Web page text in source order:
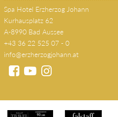
Spa Hotel Erzherzog Johann
Kurhausplatz 62
A-8990 Bad Aussee
+43 36 22 525 07 - 0
info@erzherzogjohann.at